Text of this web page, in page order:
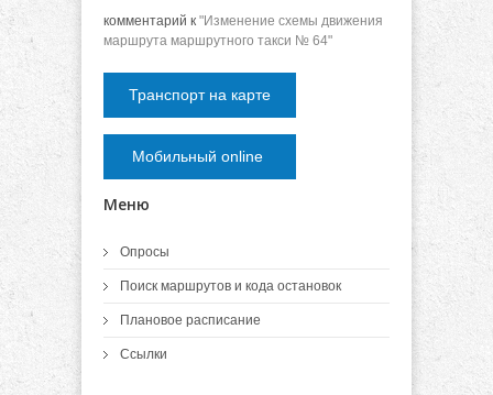
комментарий к "Изменение схемы движения
маршрута маршрутного такси № 64"
Транспорт на карте
Мобильный online
Меню
Опросы
Поиск маршрутов и кода остановок
Плановое расписание
Ссылки